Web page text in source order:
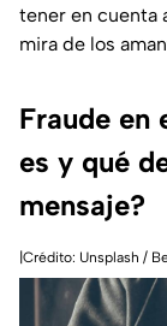
tener en cuenta
mira de los
Fraude en
es y qué
mensaje?
|Crédito: Unsplash /